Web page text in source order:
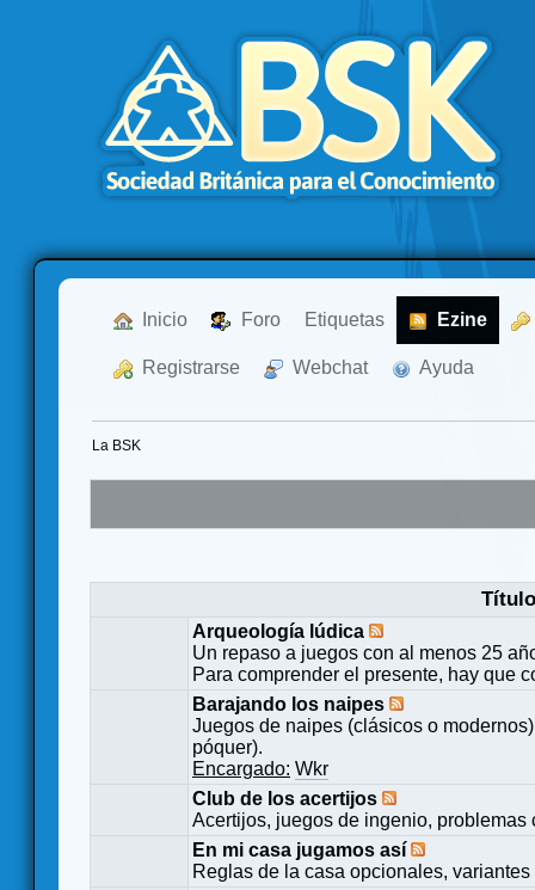
Inicio Foro Etiquetas Ezine
Registrarse Webchat Ayuda
La BSK
Título
Arqueología lúdica
Un repaso a juegos con al menos 25
Para comprender el presente, hay que
Barajando los naipes
Juegos de naipes (clásicos o
póquer).
Encargado: Wkr
Club de los acertijos
Acertijos, juegos de ingenio,
En mi casa jugamos así
Reglas de la casa opcionales,